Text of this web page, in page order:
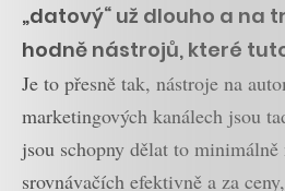
„datový“ už dlouho a na
hodně nástrojů, které
Je to přesně tak, nástroje na
marketingových kanálech jsou
jsou schopny dělat to minimálně
srovnávačích efektivně a za